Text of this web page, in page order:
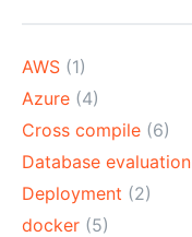
AWS (1)
Azure (4)
Cross compile (6)
Database evaluation
Deployment (2)
docker (5)